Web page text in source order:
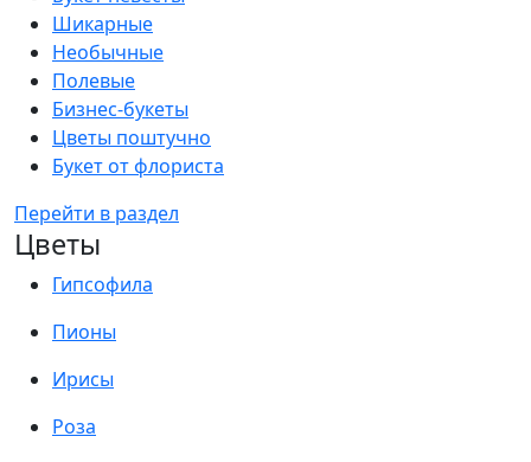
Шикарные
Необычные
Полевые
Бизнес-букеты
Цветы поштучно
Букет от флориста
Перейти в раздел
Цветы
Гипсофила
Пионы
Ирисы
Роза